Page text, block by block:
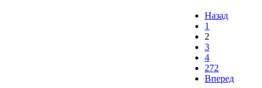
Назад
1
2
3
4
272
Вперед